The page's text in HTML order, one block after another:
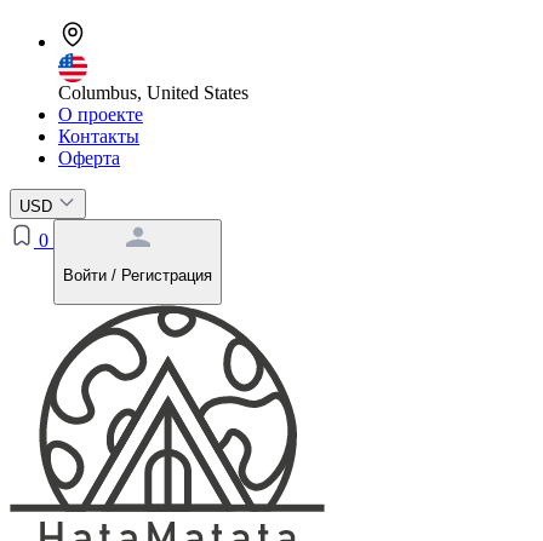
Columbus, United States
О проекте
Контакты
Оферта
USD
0
Войти / Регистрация